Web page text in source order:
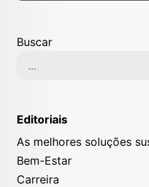
Buscar
Editoriais
As melhores soluções
Bem-Estar
Carreira